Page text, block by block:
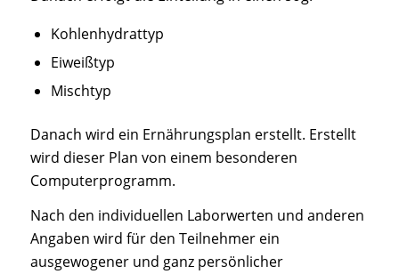
Kohlenhydrattyp
Eiweißtyp
Mischtyp
Danach wird ein Ernährungsplan erstellt. Erstellt
wird dieser Plan von einem besonderen
Computerprogramm.
Nach den individuellen Laborwerten und anderen
Angaben wird für den Teilnehmer ein
ausgewogener und ganz persönlicher